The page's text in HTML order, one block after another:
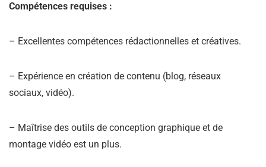
Compétences requises :
– Excellentes compétences rédactionnelles et créatives.
– Expérience en création de contenu (blog, réseaux
sociaux, vidéo).
– Maîtrise des outils de conception graphique et de
montage vidéo est un plus.